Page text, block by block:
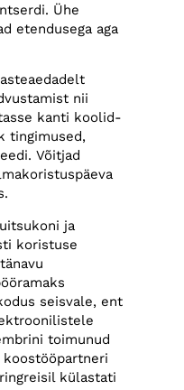
Ühe
etendusega aga
nii
kanti koolid-
tingimused,
Võitjad
ja
koristuse
seisvale, ent
toimunud
koostööpartneri
külastati